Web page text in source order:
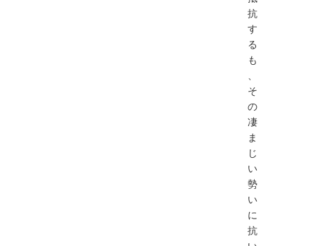
抗
す
る
も
、
そ
の
凄
ま
じ
い
勢
い
に
抗